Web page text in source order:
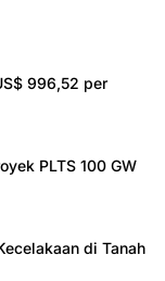
996,52 per
PLTS 100 GW
di Tanah